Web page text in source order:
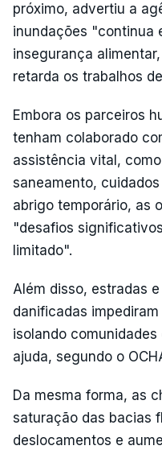
próximo, advertiu a
inundações "continua
insegurança
retarda os trabalhos
Embora os parceiros
tenham colaborado
assistência vital,
saneamento,
abrigo temporário, as
"desafios
limitado".
Além disso, estradas
danificadas
isolando
ajuda, segundo o
Da mesma forma, as
saturação das bacias
deslocamentos e